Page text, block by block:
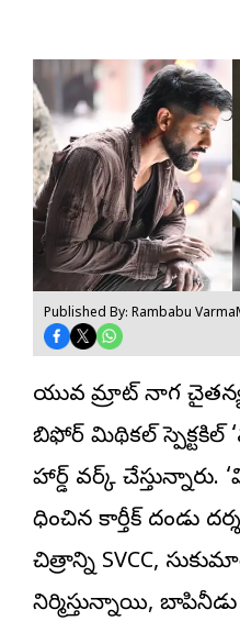
Published By: Rambabu Varma
యువ సామ్రాట్ నాగ
బిఫోర్ మిథికల్ స్పెక్టకిల్ ‘
హార్డ్ వర్క్ చేస్తున్నారు.
సాధించిన కార్తీక్ దండు
చిత్రాన్ని SVCC,
నిర్మిస్తున్నాయి,